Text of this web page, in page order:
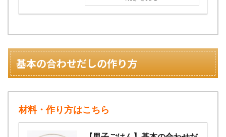
基本の合わせだしの作り方
材料・作り方はこちら